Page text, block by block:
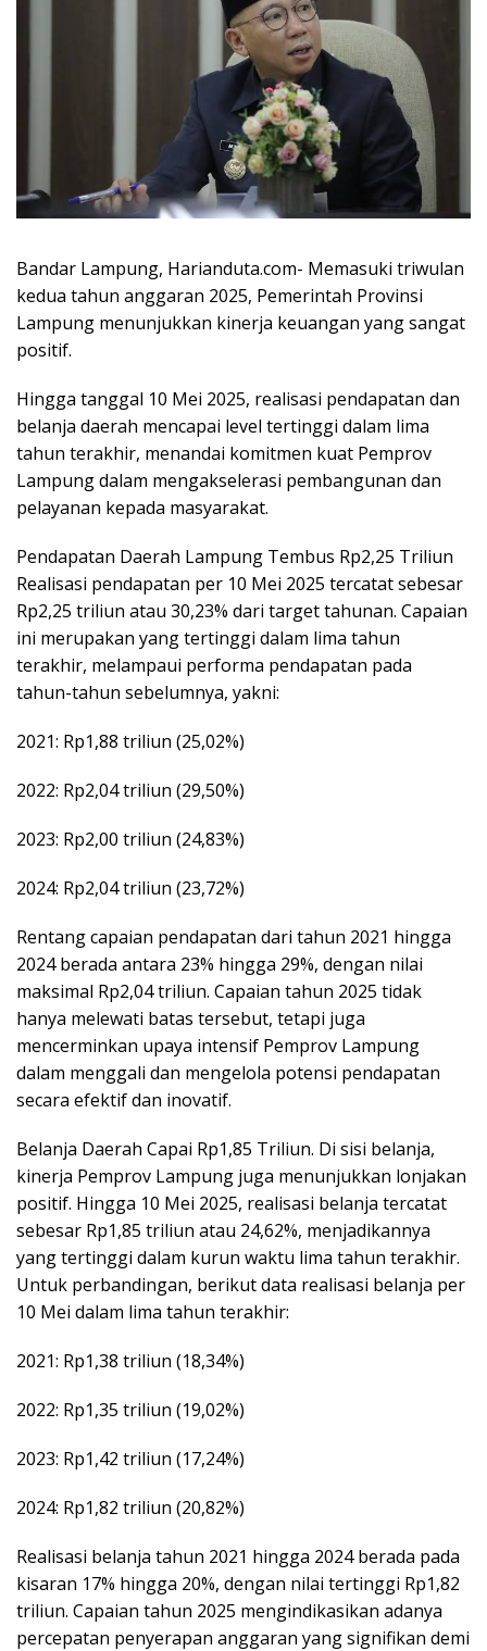
Bandar Lampung, Harianduta.com- Memasuki triwulan
kedua tahun anggaran 2025, Pemerintah Provinsi
Lampung menunjukkan kinerja keuangan yang sangat
positif.
Hingga tanggal 10 Mei 2025, realisasi pendapatan dan
belanja daerah mencapai level tertinggi dalam lima
tahun terakhir, menandai komitmen kuat Pemprov
Lampung dalam mengakselerasi pembangunan dan
pelayanan kepada masyarakat.
Pendapatan Daerah Lampung Tembus Rp2,25 Triliun
Realisasi pendapatan per 10 Mei 2025 tercatat sebesar
Rp2,25 triliun atau 30,23% dari target tahunan. Capaian
ini merupakan yang tertinggi dalam lima tahun
terakhir, melampaui performa pendapatan pada
tahun-tahun sebelumnya, yakni:
2021: Rp1,88 triliun (25,02%)
2022: Rp2,04 triliun (29,50%)
2023: Rp2,00 triliun (24,83%)
2024: Rp2,04 triliun (23,72%)
Rentang capaian pendapatan dari tahun 2021 hingga
2024 berada antara 23% hingga 29%, dengan nilai
maksimal Rp2,04 triliun. Capaian tahun 2025 tidak
hanya melewati batas tersebut, tetapi juga
mencerminkan upaya intensif Pemprov Lampung
dalam menggali dan mengelola potensi pendapatan
secara efektif dan inovatif.
Belanja Daerah Capai Rp1,85 Triliun. Di sisi belanja,
kinerja Pemprov Lampung juga menunjukkan lonjakan
positif. Hingga 10 Mei 2025, realisasi belanja tercatat
sebesar Rp1,85 triliun atau 24,62%, menjadikannya
yang tertinggi dalam kurun waktu lima tahun terakhir.
Untuk perbandingan, berikut data realisasi belanja per
10 Mei dalam lima tahun terakhir:
2021: Rp1,38 triliun (18,34%)
2022: Rp1,35 triliun (19,02%)
2023: Rp1,42 triliun (17,24%)
2024: Rp1,82 triliun (20,82%)
Realisasi belanja tahun 2021 hingga 2024 berada pada
kisaran 17% hingga 20%, dengan nilai tertinggi Rp1,82
triliun. Capaian tahun 2025 mengindikasikan adanya
percepatan penyerapan anggaran yang signifikan demi